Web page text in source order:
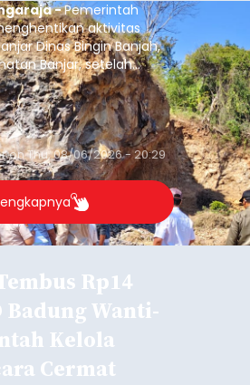
-Pemerintah
aktivitas
Dinas Bingin Banjah,
Banjar, setelah
pengambilan
dengan peruntukan
onThu, 08/06/2026 - 20:29
Rp14
Wanti-
Kelola
Cermat